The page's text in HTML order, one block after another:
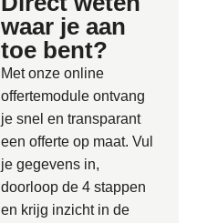
waar je aan
toe bent?
Met onze online
offertemodule ontvang
je snel en transparant
een offerte op maat. Vul
je gegevens in,
doorloop de 4 stappen
en krijg inzicht in de